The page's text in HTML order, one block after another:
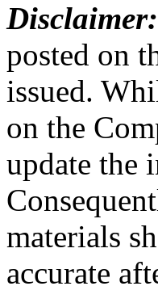
Disclaimer:
posted on
issued.
on the
update the
materials
accurate